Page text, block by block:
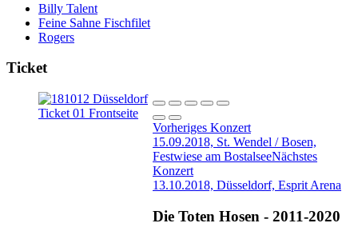
Billy Talent
Feine Sahne Fischfilet
Rogers
Ticket
Vorheriges Konzert
15.09.2018, St. Wendel / Bosen,
Festwiese am BostalseeNächstes
Konzert
13.10.2018, Düsseldorf, Esprit Arena
Die Toten Hosen - 2011-2020